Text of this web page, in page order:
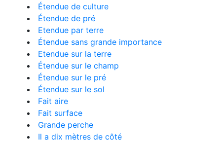
Étendue de culture
Étendue de pré
Etendue par terre
Étendue sans grande importance
Etendue sur la terre
Étendue sur le champ
Étendue sur le pré
Étendue sur le sol
Fait aire
Fait surface
Grande perche
Il a dix mètres de côté